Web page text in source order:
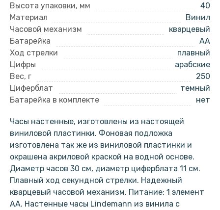
Высота упаковки, мм
40
Материал
Винил
Часовой механизм
кварцевый
Батарейка
AA
Ход стрелки
плавный
Цифры
арабские
Вес, г
250
Циферблат
темный
Батарейка в комплекте
нет
Часы настенные, изготовлены из настоящей
виниловой пластинки. Фоновая подложка
изготовлена так же из виниловой пластинки и
окрашена акриловой краской на водной основе.
Диаметр часов 30 см, диаметр циферблата 11 см.
Плавный ход секундной стрелки. Надежный
кварцевый часовой механизм. Питание: 1 элемент
АА. Настенные часы Lindemann из винила с